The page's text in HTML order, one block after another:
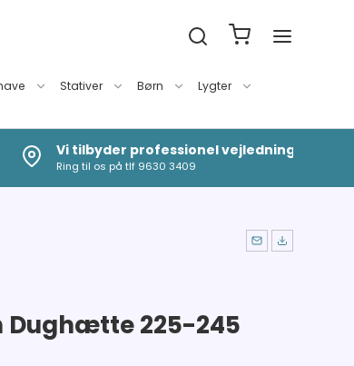
Stativer Børn
Lygter
Vi tilbyder professionel vejledning
Ring til os på tlf 9630 3409
Dughætte 225-245